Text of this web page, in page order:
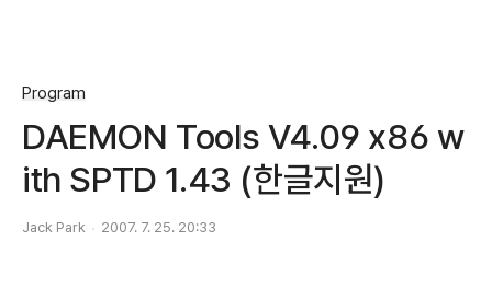
Program
DAEMON Tools V4.09 x86 w
ith SPTD 1.43 (한글지원)
Jack Park 2007. 7. 25. 20:33